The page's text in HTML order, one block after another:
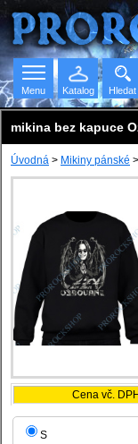
Hledat
Menu
mikina bez kapuce
Úvodná > Mikiny pánské >
Cena vč. DPH
S
Katalog